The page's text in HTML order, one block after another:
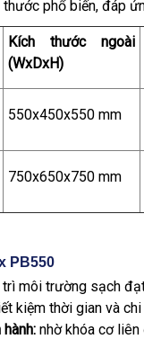
phổ biến, đáp
Kích thước ngoài
(WxDxH)
550x450x550 mm
750x650x750 mm
PB550
môi trường sạch
kiệm thời gian và chi
nhờ khóa cơ liên